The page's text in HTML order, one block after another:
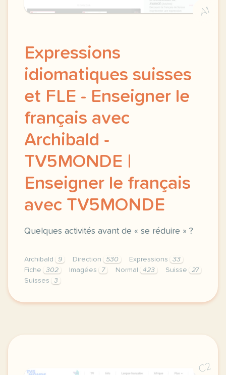
A1
Expressions
idiomatiques suisses
et FLE - Enseigner le
français avec
Archibald -
TV5MONDE |
Enseigner le français
avec TV5MONDE
Quelques activités avant de « se réduire » ?
Archibald 9 Direction 530 Expressions
33
Fiche
302 Imagées 7 Normal 423 Suisse
27
Suisses
3
didomi host didomi components button cursor
C2